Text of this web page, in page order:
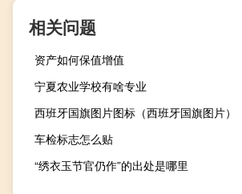
相关问题
资产如何保值增值
宁夏农业学校有啥专业
西班牙国旗图片图标（西班牙国旗图片）
车检标志怎么贴
“绣衣玉节官仍作”的出处是哪里